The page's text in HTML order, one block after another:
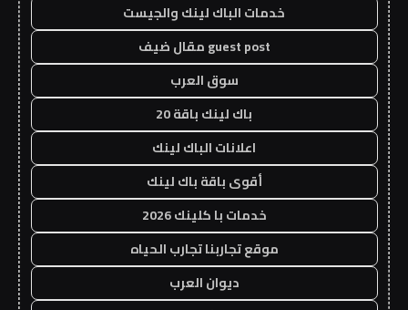
خدمات الباك لينك والجيست
guest post مقال ضيف
سوق العرب
باك لينك باقة 20
اعلانات الباك لينك
أقوى باقة باك لينك
خدمات با كلينك 2026
موقع تجاربنا تجارب الحياه
ديوان العرب